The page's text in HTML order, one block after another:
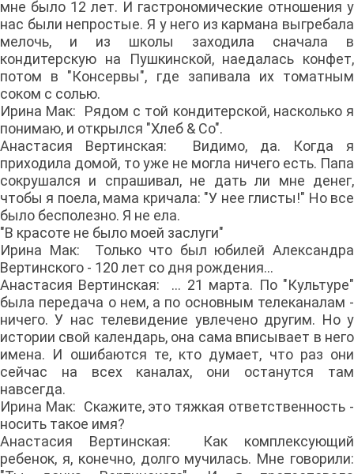
мне было 12 лет. И гастрономические отношения у
нас были непростые. Я у него из кармана выгребала
мелочь, и из школы заходила сначала в
кондитерскую на Пушкинской, наедалась конфет,
потом в "Консервы", где запивала их томатным
соком с солью.
Ирина Мак: Рядом с той кондитерской, насколько я
понимаю, и открылся "Хлеб & Co".
Анастасия Вертинская: Видимо, да. Когда я
приходила домой, то уже не могла ничего есть. Папа
сокрушался и спрашивал, не дать ли мне денег,
чтобы я поела, мама кричала: "У нее глисты!" Но все
было бесполезно. Я не ела.
"В красоте не было моей заслуги"
Ирина Мак: Только что был юбилей Александра
Вертинского - 120 лет со дня рождения...
Анастасия Вертинская: ... 21 марта. По "Культуре"
была передача о нем, а по основным телеканалам -
ничего. У нас телевидение увлечено другим. Но у
истории свой календарь, она сама вписывает в него
имена. И ошибаются те, кто думает, что раз они
сейчас на всех каналах, они останутся там
навсегда.
Ирина Мак: Скажите, это тяжкая ответственность -
носить такое имя?
Анастасия Вертинская: Как комплексующий
ребенок, я, конечно, долго мучилась. Мне говорили: